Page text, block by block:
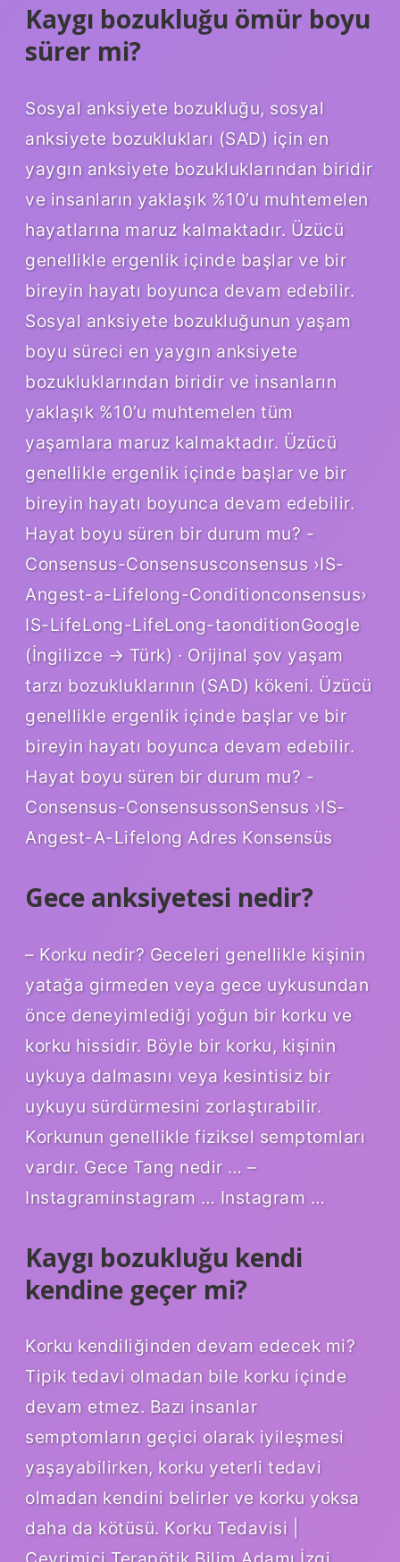
Kaygı bozukluğu ömür boyu
sürer mi?
Sosyal anksiyete bozukluğu, sosyal
anksiyete bozuklukları (SAD) için en
yaygın anksiyete bozukluklarından biridir
ve insanların yaklaşık %10’u muhtemelen
hayatlarına maruz kalmaktadır. Üzücü
genellikle ergenlik içinde başlar ve bir
bireyin hayatı boyunca devam edebilir.
Sosyal anksiyete bozukluğunun yaşam
boyu süreci en yaygın anksiyete
bozukluklarından biridir ve insanların
yaklaşık %10’u muhtemelen tüm
yaşamlara maruz kalmaktadır. Üzücü
genellikle ergenlik içinde başlar ve bir
bireyin hayatı boyunca devam edebilir.
Hayat boyu süren bir durum mu? -
Consensus-Consensusconsensus ›IS-
Angest-a-Lifelong-Conditionconsensus›
IS-LifeLong-LifeLong-taonditionGoogle
(İngilizce → Türk) · Orijinal şov yaşam
tarzı bozukluklarının (SAD) kökeni. Üzücü
genellikle ergenlik içinde başlar ve bir
bireyin hayatı boyunca devam edebilir.
Hayat boyu süren bir durum mu? -
Consensus-ConsensussonSensus ›IS-
Angest-A-Lifelong Adres Konsensüs
Gece anksiyetesi nedir?
– Korku nedir? Geceleri genellikle kişinin
yatağa girmeden veya gece uykusundan
önce deneyimlediği yoğun bir korku ve
korku hissidir. Böyle bir korku, kişinin
uykuya dalmasını veya kesintisiz bir
uykuyu sürdürmesini zorlaştırabilir.
Korkunun genellikle fiziksel semptomları
vardır. Gece Tang nedir … –
Instagraminstagram … Instagram …
Kaygı bozukluğu kendi
kendine geçer mi?
Korku kendiliğinden devam edecek mi?
Tipik tedavi olmadan bile korku içinde
devam etmez. Bazı insanlar
semptomların geçici olarak iyileşmesi
yaşayabilirken, korku yeterli tedavi
olmadan kendini belirler ve korku yoksa
daha da kötüsü. Korku Tedavisi |